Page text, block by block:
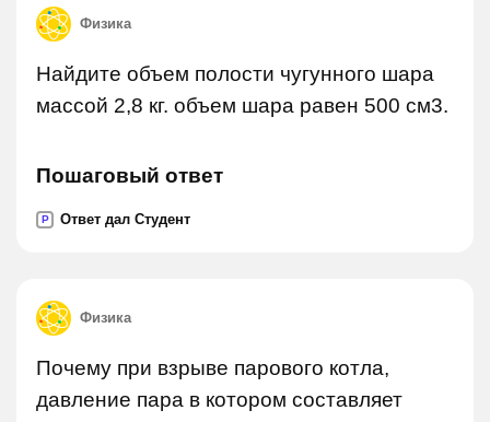
Физика
Найдите объем полости чугунного шара
массой 2,8 кг. объем шара равен 500 см3.
Пошаговый ответ
P Ответ дал Студент
Физика
Почему при взрыве парового котла,
давление пара в котором составляет